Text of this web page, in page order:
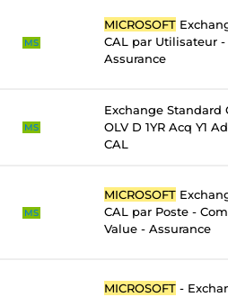
MS
MICROSOFT
CAL par Utilisateur
Assurance
MS
Exchange Standard
OLV D 1YR Acq Y1
CAL
MS
MICROSOFT
CAL par Poste -
Value - Assurance
MICROSOFT -